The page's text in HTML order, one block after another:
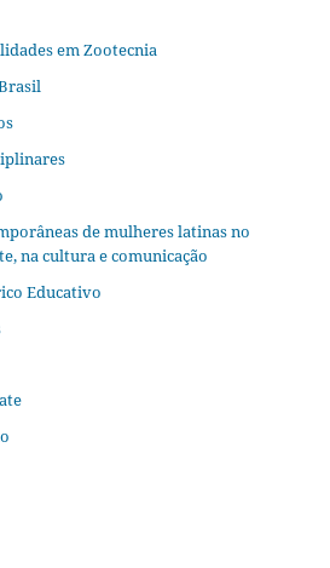
em Zootecnia
de mulheres latinas no
na cultura e comunicação
Educativo